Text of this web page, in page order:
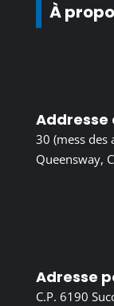
À
Addresse
30 (mess des
Queensway,
Adresse
C.P. 6190